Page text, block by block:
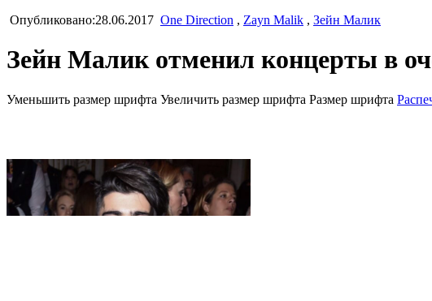
Опубликовано:28.06.2017 One Direction , Zayn Malik , Зейн Малик
Зейн Малик отменил концерты в
Уменьшить размер шрифта Увеличить размер шрифта Размер шрифта